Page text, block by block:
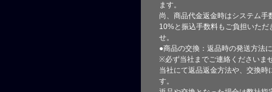
ます。
尚、商品代金返金時はシステム手
10%と振込手数料もご負担いた
せ。
●商品の交換：返品時の発送方法
※必ず当社までご連絡くださいま
当社にて返品返金方法や、交換
す。